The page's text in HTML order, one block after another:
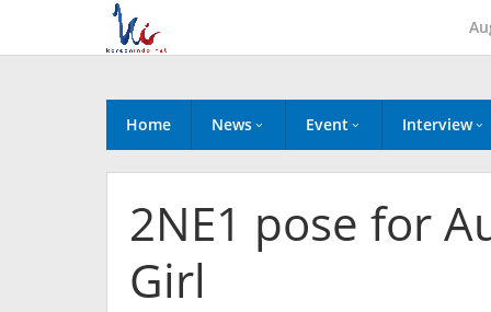
content
Home News Event Interview
2NE1 pose for
Girl